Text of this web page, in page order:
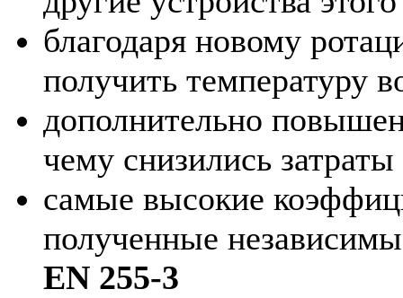
благодаря новому
получить температуру
дополнительно
чему снизились
самые высокие
полученные
EN 255-3